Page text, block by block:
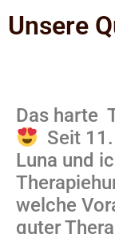
Unsere
Das harte
Seit
Luna und
welche
guter